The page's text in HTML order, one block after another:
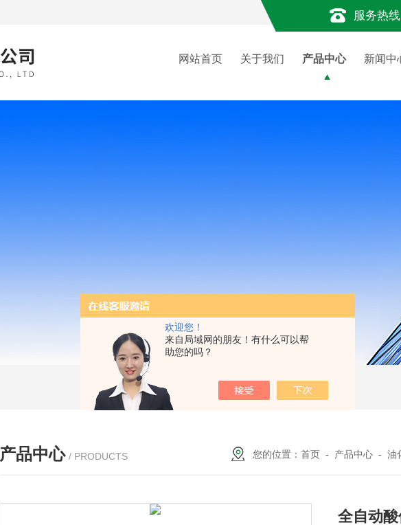
欢迎您！
来自局域网的朋友！有什么可以帮
助您的吗？
服务热线
网站首页 关于我们 产品中心 新闻中
产品中心 / PRODUCTS 您的位置：首页 - 产品中心 -油
全自动